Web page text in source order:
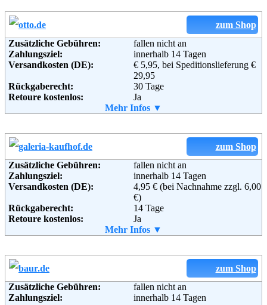
zum Shop
Zusätzliche Gebühren:
fallen nicht an
Zahlungsziel:
innerhalb 14 Tagen
Versandkosten (DE):
€ 5,95, bei Speditionslieferung €
29,95
Rückgaberecht:
30 Tage
Retoure kostenlos:
Ja
im Paket enthalten
Weitere Zahlungsmethoden:
Adresse:
Otto GmbH & Co KG
Wandsbeker Straße 3-7
22172 Hamburg
Telefon:
+49 (0)40 - 6461 - 0
Fax:
+49 (0)40 - 6461 - 8571
service@otto.de
Weiterführende
Informationen:
Blog,AGB
Mehr Infos ▼
zum Shop
Zusätzliche Gebühren:
fallen nicht an
Zahlungsziel:
innerhalb 14 Tagen
Versandkosten (DE):
4,95 € (bei Nachnahme zzgl. 6,00
€)
Rückgaberecht:
14 Tage
Retoure kostenlos:
Ja
im Paket enthalten
Weitere Zahlungsmethoden:
Adresse:
GALERIA Kaufhof GmbH
Mehr Infos ▼
zum Shop
Zusätzliche Gebühren:
fallen nicht an
Zahlungsziel:
innerhalb 14 Tagen